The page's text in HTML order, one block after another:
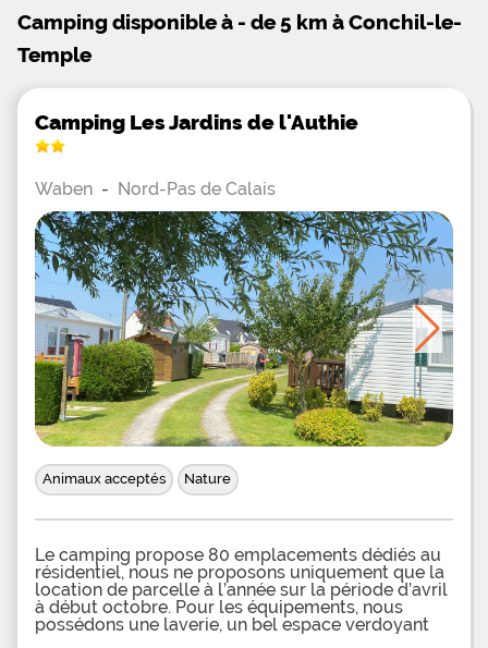
Camping disponible à - de 5 km à Conchil-le-
Temple
Camping Les Jardins de l'Authie
Waben - Nord-Pas de Calais
Animaux acceptés Nature
Le camping propose 80 emplacements dédiés au
résidentiel, nous ne proposons uniquement que la
location de parcelle à l’année sur la période d’avril
à début octobre. Pour les équipements, nous
possédons une laverie, un bel espace verdoyant